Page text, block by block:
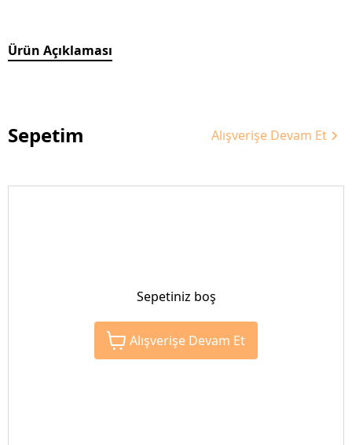
Ürün Açıklaması
Sepetim Alışverişe Devam Et
Sepetiniz boş
Alışverişe Devam Et